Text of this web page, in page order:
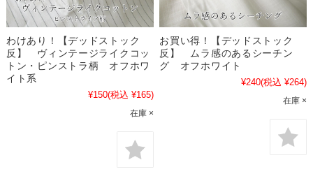
わけあり！【デッドストック
反】 ヴィンテージライクコッ
トン・ピンストラ柄 オフホワ
イト系
¥150(税込 ¥165)
在庫 ×
お買い得！【デッドストック
反】 ムラ感のあるシーチン
グ オフホワイト
¥240(税込 ¥264)
在庫 ×